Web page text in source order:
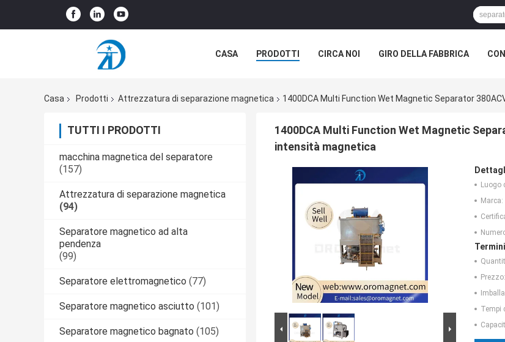
CASA PRODOTTI CIRCA NOI GIRO DELLA FABBRICA
Casa
Prodotti Attrezzatura di separazione magnetica 1400DCA Multi Function Wet Magnetic Separator
TUTTI I PRODOTTI
macchina magnetica del separatore
(157)
Attrezzatura di separazione magnetica
(94)
Separatore magnetico ad alta
pendenza
(99)
Separatore elettromagnetico (77)
Separatore magnetico asciutto (101)
Separatore magnetico bagnato (105)
1400DCA Multi Function Wet Magnetic
intensità magnetica
Luogo
Marca:
Prezzo:
Tempi